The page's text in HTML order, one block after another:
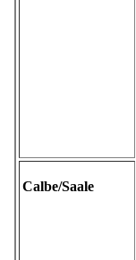
Calbe/Saale